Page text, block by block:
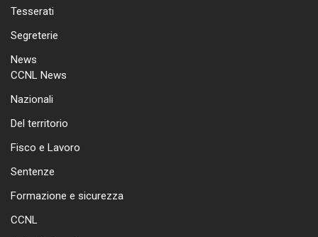
Tesserati
Segreterie
News
CCNL News
Nazionali
Del territorio
Fisco e Lavoro
Sentenze
Formazione e sicurezza
CCNL